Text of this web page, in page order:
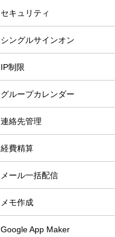
セキュリティ
シングルサインオン
IP制限
グループカレンダー
連絡先管理
経費精算
メール一括配信
メモ作成
Google App Maker